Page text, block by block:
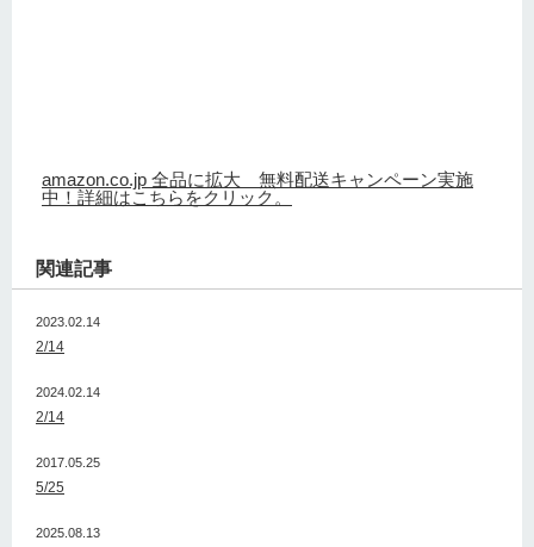
amazon.co.jp 全品に拡大 無料配送キャンペーン実施
中！詳細はこちらをクリック。
関連記事
2023.02.14
2/14
2024.02.14
2/14
2017.05.25
5/25
2025.08.13